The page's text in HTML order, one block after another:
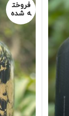
فروخت
ه شده